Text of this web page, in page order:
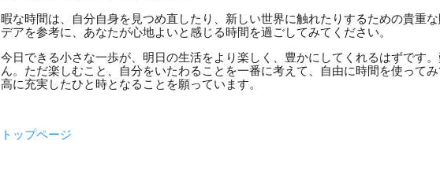
暇な時間は、自分自身を見つめ直したり、新しい世界に触れたりするための貴重
デアを参考に、あなたが心地よいと感じる時間を過ごしてみてください。
今日できる小さな一歩が、明日の生活をより楽しく、豊かにしてくれるはずです
ん。ただ楽しむこと、自分をいたわることを一番に考えて、自由に時間を使って
高に充実したひと時となることを願っています。
トップページ